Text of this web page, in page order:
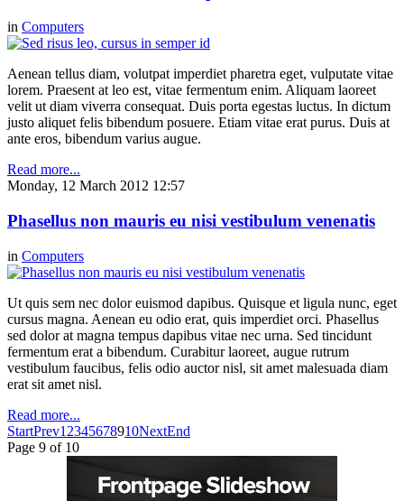
in Computers
Aenean tellus diam, volutpat imperdiet pharetra eget, vulputate vitae
lorem. Praesent at leo est, vitae fermentum enim. Aliquam laoreet
velit ut diam viverra consequat. Duis porta egestas luctus. In dictum
justo aliquet felis bibendum posuere. Etiam vitae erat purus. Duis at
ante eros, bibendum varius augue.
Read more...
Monday, 12 March 2012 12:57
Phasellus non mauris eu nisi vestibulum venenatis
in Computers
Ut quis sem nec dolor euismod dapibus. Quisque et ligula nunc, eget
cursus magna. Aenean eu odio erat, quis imperdiet orci. Phasellus
sed dolor at magna tempus dapibus vitae nec urna. Sed tincidunt
fermentum erat a bibendum. Curabitur laoreet, augue rutrum
vestibulum faucibus, felis odio auctor nisl, sit amet malesuada diam
erat sit amet nisl.
Read more...
StartPrev1 2345678910NextEnd
Page 9 of 10